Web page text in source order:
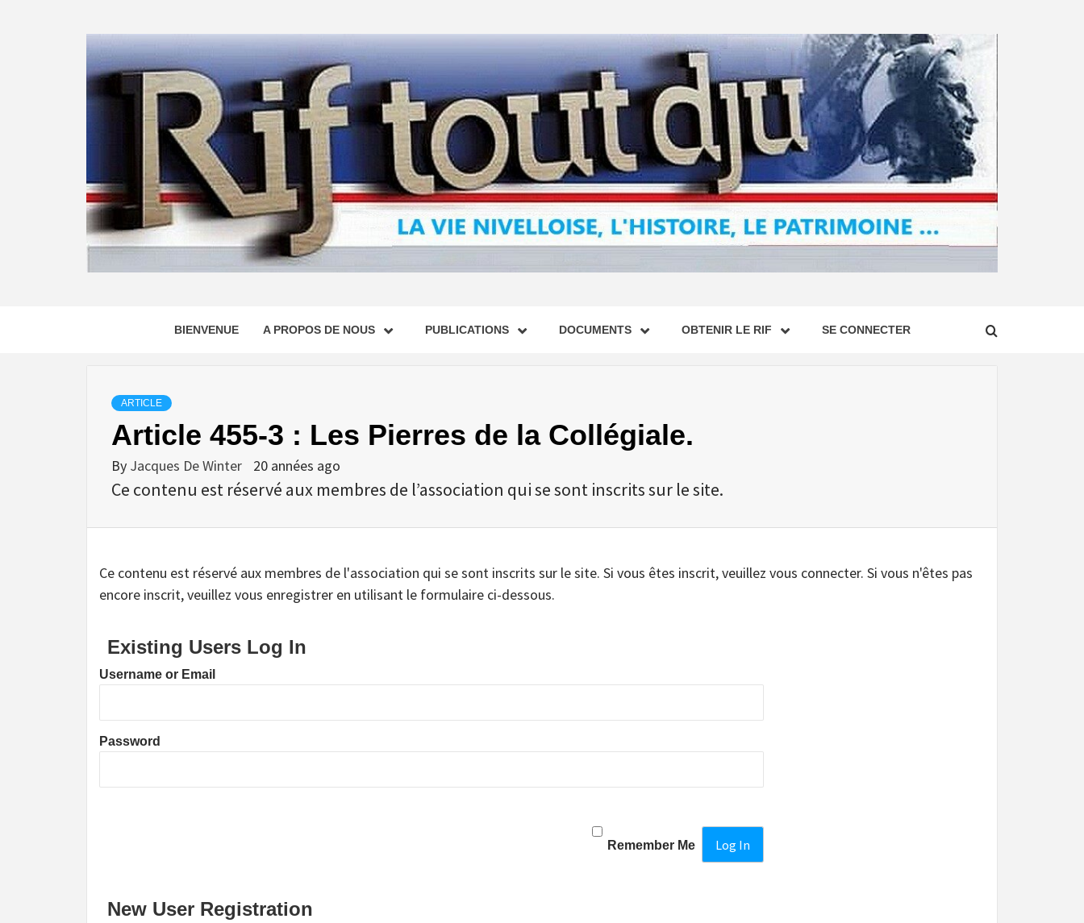
BIENVENUE A PROPOS DE NOUS PUBLICATIONS DOCUMENTS OBTENIR LE RIF SE CONNECTER
ARTICLE
Article 455-3 : Les Pierres de la Collégiale.
By Jacques De Winter 20 années ago
Ce contenu est réservé aux membres de l’association qui se sont inscrits sur le site.
Ce contenu est réservé aux membres de l'association qui se sont inscrits sur le site. Si vous êtes inscrit, veuillez vous connecter. Si vous n'êtes pas
encore inscrit, veuillez vous enregistrer en utilisant le formulaire ci-dessous.
Existing Users Log In
Username or Email
Password
Remember Me
New User Registration